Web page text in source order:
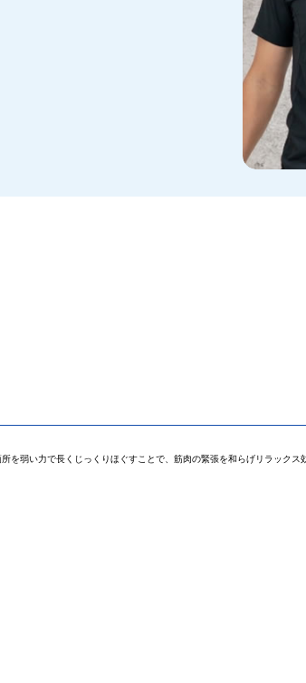
を弱い力で長くじっくりほぐすことで、筋肉の緊張を和らげリラックス